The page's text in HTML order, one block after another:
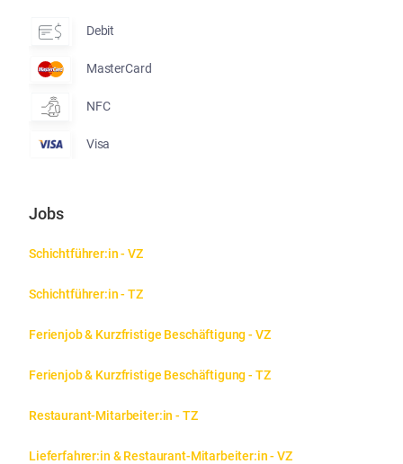
Debit
MasterCard
NFC
Visa
Jobs
Schichtführer:in - VZ
Schichtführer:in - TZ
Ferienjob & Kurzfristige Beschäftigung - VZ
Ferienjob & Kurzfristige Beschäftigung - TZ
Restaurant-Mitarbeiter:in - TZ
Lieferfahrer:in & Restaurant-Mitarbeiter:in - VZ